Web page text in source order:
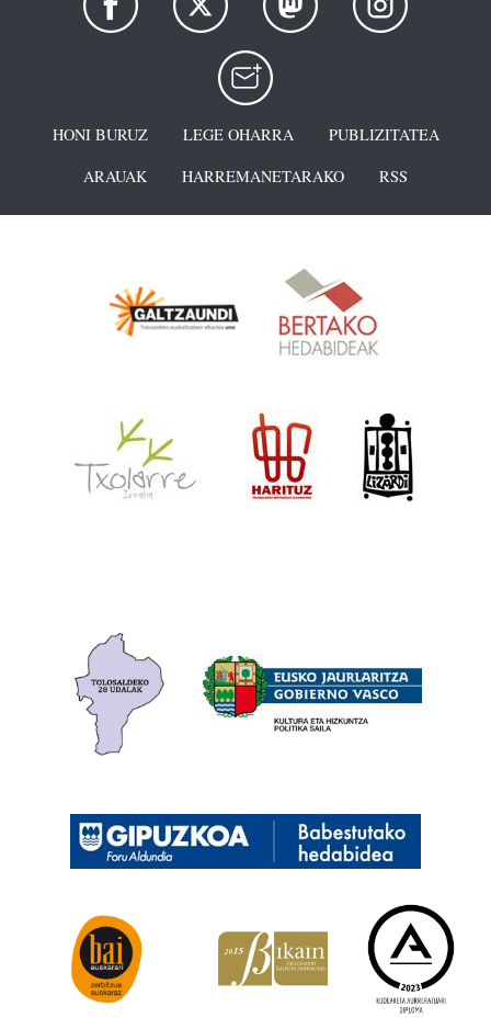
HONI BURUZ LEGE OHARRA
PUBLIZITATEA
ARAUAK
HARREMANETARAKO RSS